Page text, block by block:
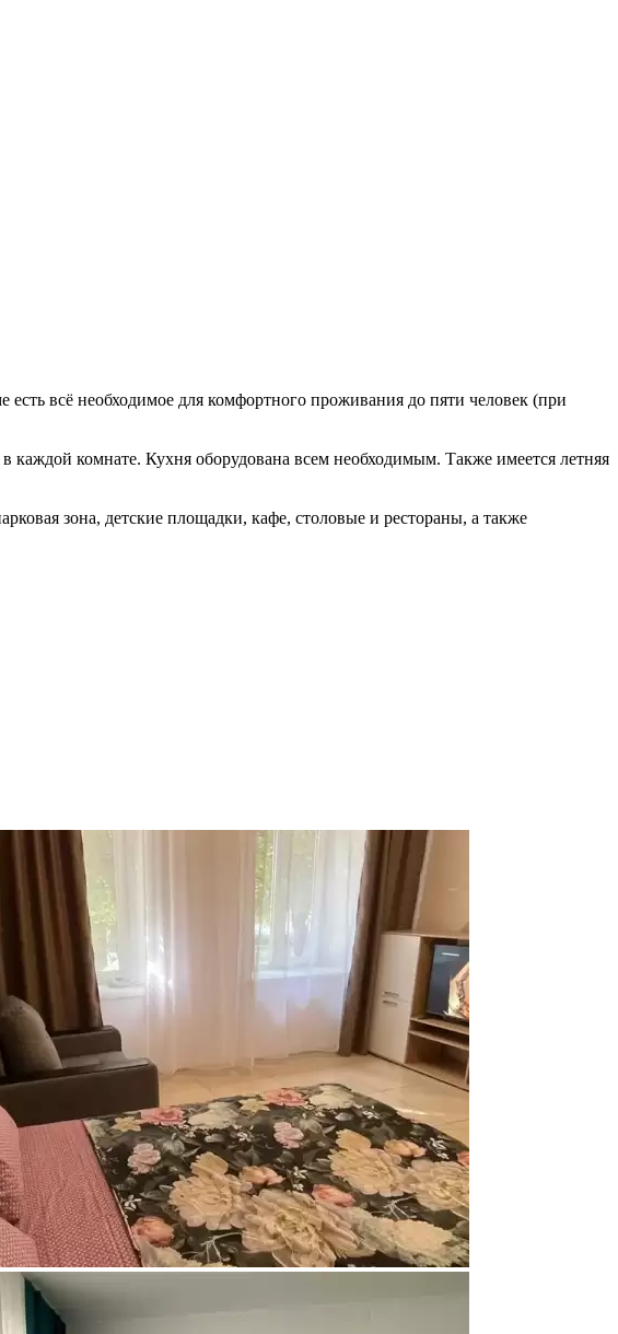
всё необходимое для комфортного проживания до пяти человек (при
каждой комнате. Кухня оборудована всем необходимым. Также имеется летняя
зона, детские площадки, кафе, столовые и рестораны, а также